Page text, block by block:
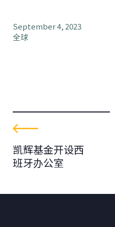
September 4, 2023
全球
凯辉基金开设西
班牙办公室